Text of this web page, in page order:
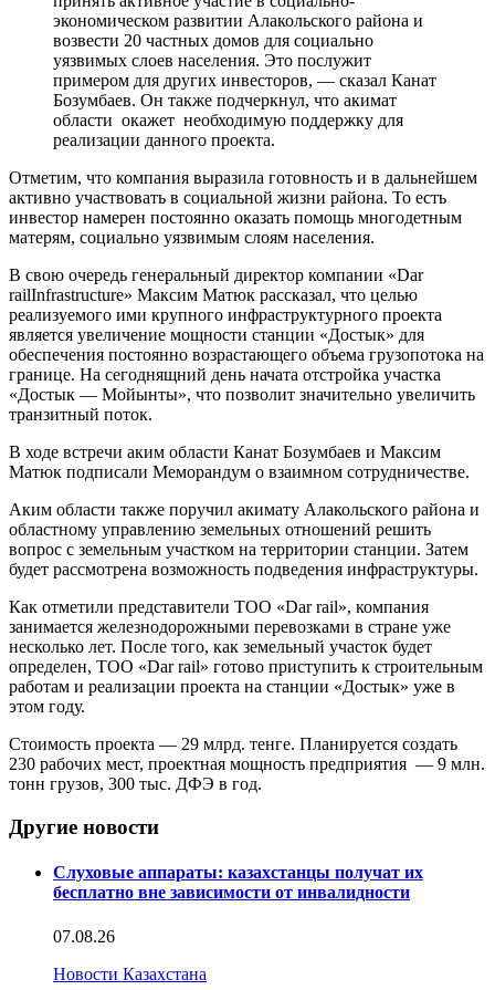
экономическом развитии Алакольского района и
возвести 20 частных домов для социально
уязвимых слоев населения. Это послужит
примером для других инвесторов, — сказал Канат
Бозумбаев. Он также подчеркнул, что акимат
области окажет необходимую поддержку для
реализации данного проекта.
Отметим, что компания выразила готовность и в дальнейшем
активно участвовать в социальной жизни района. То есть
инвестор намерен постоянно оказать помощь многодетным
матерям, социально уязвимым слоям населения.
В свою очередь генеральный директор компании «Dar
railInfrastructure» Максим Матюк рассказал, что целью
реализуемого ими крупного инфраструктурного проекта
является увеличение мощности станции «Достык» для
обеспечения постоянно возрастающего объема грузопотока на
границе. На сегоднящний день начата отстройка участка
«Достык — Мойынты», что позволит значительно увеличить
транзитный поток.
В ходе встречи аким области Канат Бозумбаев и Максим
Матюк подписали Меморандум о взаимном сотрудничестве.
Аким области также поручил акимату Алакольского района и
областному управлению земельных отношений решить
вопрос с земельным участком на территории станции. Затем
будет рассмотрена возможность подведения инфраструктуры.
Как отметили представители ТОО «Dar rail», компания
занимается железнодорожными перевозками в стране уже
несколько лет. После того, как земельный участок будет
определен, ТОО «Dar rail» готово приступить к строительным
работам и реализации проекта на станции «Достык» уже в
этом году.
Стоимость проекта — 29 млрд. тенге. Планируется создать
230 рабочих мест, проектная мощность предприятия — 9 млн.
тонн грузов, 300 тыс. ДФЭ в год.
Другие новости
Слуховые аппараты: казахстанцы получат их
бесплатно вне зависимости от инвалидности
07.08.26
Новости Казахстана